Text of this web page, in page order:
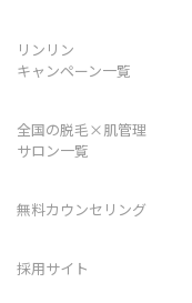
リンリン
キャンペーン一覧
全国の脱毛×肌管理
サロン一覧
無料カウンセリング
採用サイト